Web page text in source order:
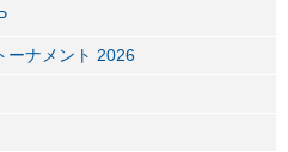
ーナメント 2026